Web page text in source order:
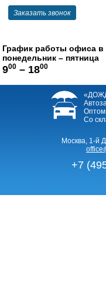
График работы офиса в
понедельник – пятница
900 – 1800
Оптом
Со
Москва, 1-й
+7